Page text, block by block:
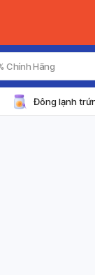
Chính Hãng
Đông lạnh